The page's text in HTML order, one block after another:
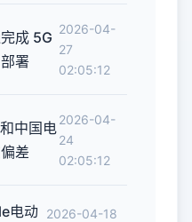
成 5G
署
2026-04-
27
02:05:12
中国电
差
2026-04-
24
02:05:12
电动 2026-04-18